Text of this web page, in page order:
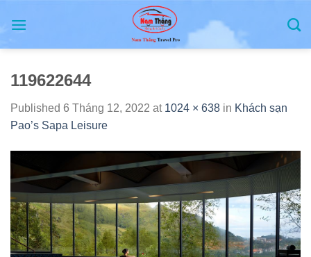
119622644
Published 6 Tháng 12, 2022 at 1024 × 638 in Khách sạn
Pao’s Sapa Leisure